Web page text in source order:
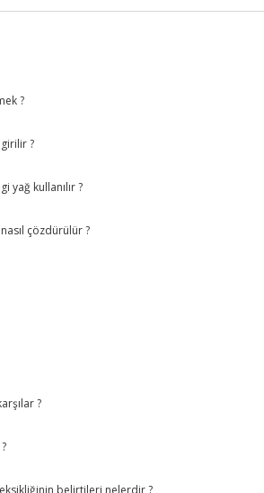
?
girilir ?
yağ kullanılır ?
çözdürülür ?
?
belirtileri nelerdir ?